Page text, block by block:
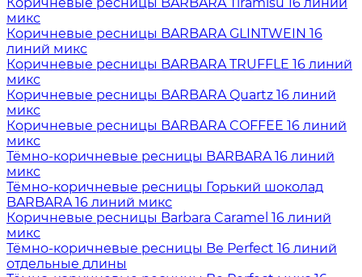
микс
Коричневые ресницы BARBARA GLINTWEIN 16
линий микс
Коричневые ресницы BARBARA TRUFFLE 16 линий
микс
Коричневые ресницы BARBARA Quartz 16 линий
микс
Коричневые ресницы BARBARA COFFEE 16 линий
микс
Тёмно-коричневые ресницы BARBARA 16 линий
микс
Тёмно-коричневые ресницы Горький шоколад
BARBARA 16 линий микс
Коричневые ресницы Barbara Caramel 16 линий
микс
Тёмно-коричневые ресницы Be Perfect 16 линий
отдельные длины